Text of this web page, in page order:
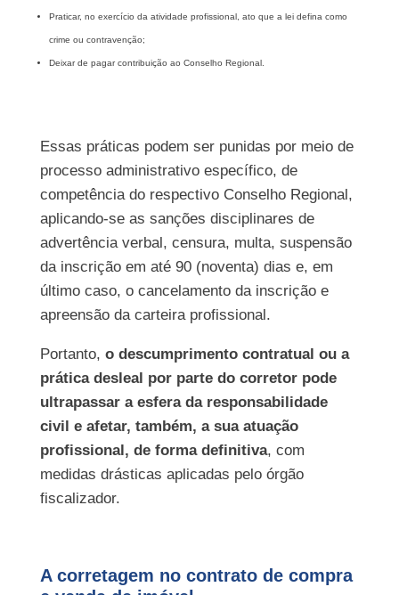
Praticar, no exercício da atividade profissional, ato que a lei defina como
crime ou contravenção;
Deixar de pagar contribuição ao Conselho Regional.
Essas práticas podem ser punidas por meio de
processo administrativo específico, de
competência do respectivo Conselho Regional,
aplicando-se as sanções disciplinares de
advertência verbal, censura, multa, suspensão
da inscrição em até 90 (noventa) dias e, em
último caso, o cancelamento da inscrição e
apreensão da carteira profissional.
Portanto, o descumprimento contratual ou a
prática desleal por parte do corretor pode
ultrapassar a esfera da responsabilidade
civil e afetar, também, a sua atuação
profissional, de forma definitiva, com
medidas drásticas aplicadas pelo órgão
fiscalizador.
A corretagem no contrato de compra